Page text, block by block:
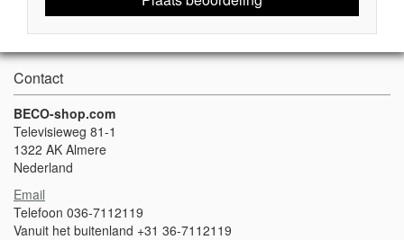
Contact
BECO-shop.com
Televisieweg 81-1
1322 AK Almere
Nederland
Email
Telefoon 036-7112119
Vanuit het buitenland +31 36-7112119